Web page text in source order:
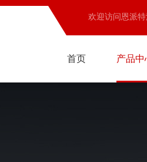
欢迎访问恩派
首页 产品中